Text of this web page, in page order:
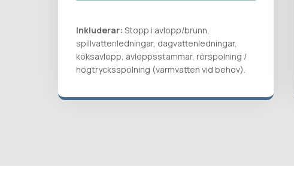
Inkluderar: Stopp i avlopp/brunn,
spillvattenledningar, dagvattenledningar,
köksavlopp, avloppsstammar, rörspolning /
högtrycksspolning (varmvatten vid behov).